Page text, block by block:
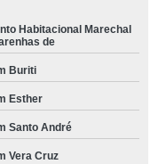
Habitacional Marechal
de
Buriti
Esther
Santo André
Vera Cruz